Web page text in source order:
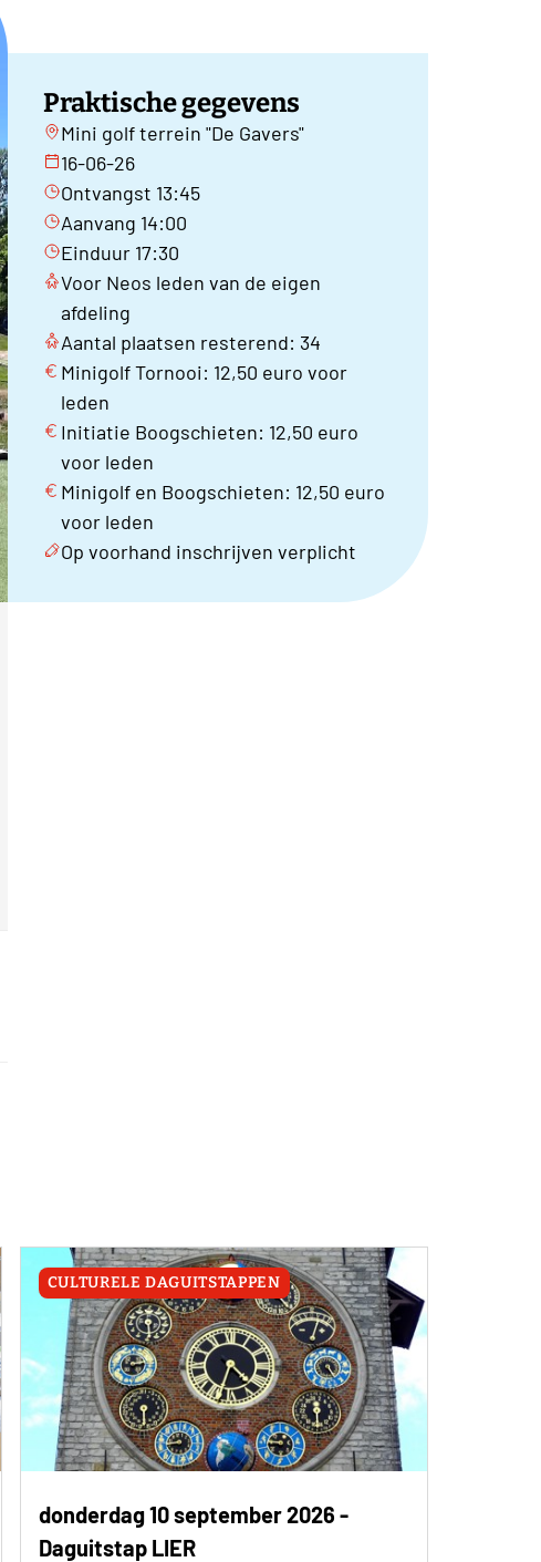
Praktische gegevens
Mini golf terrein "De Gavers"
16-06-26
Ontvangst 13:45
Aanvang 14:00
Einduur 17:30
Voor Neos leden van de eigen
afdeling
Aantal plaatsen resterend: 34
Minigolf Tornooi: 12,50 euro voor
leden
Initiatie Boogschieten: 12,50 euro
voor leden
Minigolf en Boogschieten: 12,50 euro
voor leden
Op voorhand inschrijven verplicht
CULTURELE DAGUITSTAPPEN
donderdag 10 september 2026 -
Daguitstap LIER